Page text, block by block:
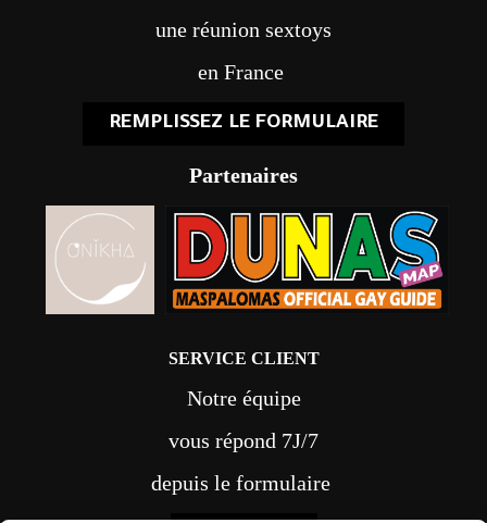
une réunion sextoys
en France
REMPLISSEZ LE FORMULAIRE
Partenaires
SERVICE CLIENT
Notre équipe
vous répond 7J/7
depuis le formulaire